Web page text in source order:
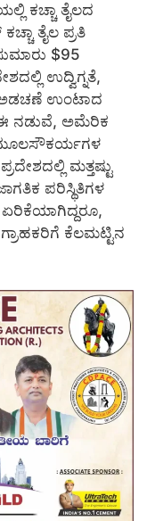
ಕಚ್ಚಾ ತೈಲದ
ತೈಲ ಪ್ರತಿ
$95
ಉದ್ವಿಗ್ನತೆ,
ಅಡಚಣೆ ಉಂಟಾದ
ನಡುವೆ, ಅಮೆರಿಕ
ಮೂಲಸೌಕರ್ಯಗಳ
ಮತ್ತಷ್ಟು
ಪರಿಸ್ಥಿತಿಗಳ
ಕೆಲಮಟ್ಟಿನ